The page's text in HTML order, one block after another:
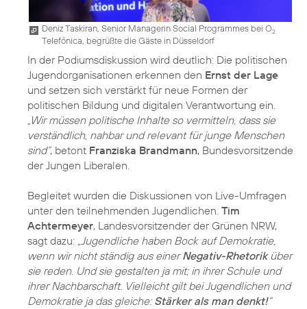
Deniz Taskiran, Senior Managerin Social Programmes bei O2
Telefónica, begrüßte die Gäste in Düsseldorf
In der Podiumsdiskussion wird deutlich: Die politischen
Jugendorganisationen erkennen den Ernst der Lage
und setzen sich verstärkt für neue Formen der
politischen Bildung und digitalen Verantwortung ein.
„Wir müssen politische Inhalte so vermitteln, dass sie
verständlich, nahbar und relevant für junge Menschen
sind“, betont Franziska Brandmann, Bundesvorsitzende
der Jungen Liberalen.
Begleitet wurden die Diskussionen von Live-Umfragen
unter den teilnehmenden Jugendlichen. Tim
Achtermeyer, Landesvorsitzender der Grünen NRW,
sagt dazu: „Jugendliche haben Bock auf Demokratie,
wenn wir nicht ständig aus einerNegativ-Rhetoriküber
sie reden. Und sie gestalten ja mit; in ihrer Schule und
ihrer Nachbarschaft. Vielleicht gilt bei Jugendlichen und
Demokratie ja das gleiche: Stärker als man denkt!“